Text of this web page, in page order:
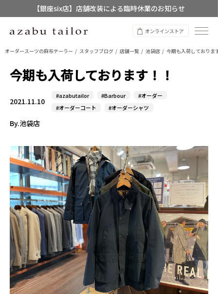
【店舗限定】レディースオーダースーツ
8/12~8/16 夏季休業のお知らせオンラインストア
オーダースーツの麻布テーラー スタッフブログ 店舗一覧 池袋店 今期も入荷しておりま
今期も入荷しております！！
2021.11.10
#azabutailor #Barbour
#オーダー
#オーダーコート
#オーダーシャツ
By.池袋店